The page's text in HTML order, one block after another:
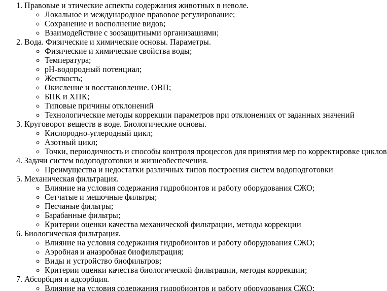
Правовые и этические аспекты содержания животных в неволе.
Локальное и международное правовое регулирование;
Сохранение и восполнение видов;
Взаимодействие с зоозащитными организациями;
Вода. Физические и химические основы. Параметры.
Физические и химические свойства воды;
Температура;
рН-водородный потенциал;
Жесткость;
Окисление и восстановление. ОВП;
БПК и ХПК;
Типовые причины отклонений
Технологические методы коррекции параметров при отклонениях от заданных значений
Круговорот веществ в воде. Биологические основы.
Кислородно-углеродный цикл;
Азотный цикл;
Точки, периодичность и способы контроля процессов для принятия мер по корректировке циклов
Задачи систем водоподготовки и жизнеобеспечения.
Преимущества и недостатки различных типов построения систем водоподготовки
Механическая фильтрация.
Влияние на условия содержания гидробионтов и работу оборудования СЖО;
Сетчатые и мешочные фильтры;
Песчаные фильтры;
Барабанные фильтры;
Критерии оценки качества механической фильтрации, методы коррекции
Биологическая фильтрация.
Влияние на условия содержания гидробионтов и работу оборудования СЖО;
Аэробная и анаэробная биофильтрация;
Виды и устройство биофильтров;
Критерии оценки качества биологической фильтрации, методы коррекции;
Абсорбция и адсорбция.
Влияние на условия содержания гидробионтов и работу оборудования СЖО;